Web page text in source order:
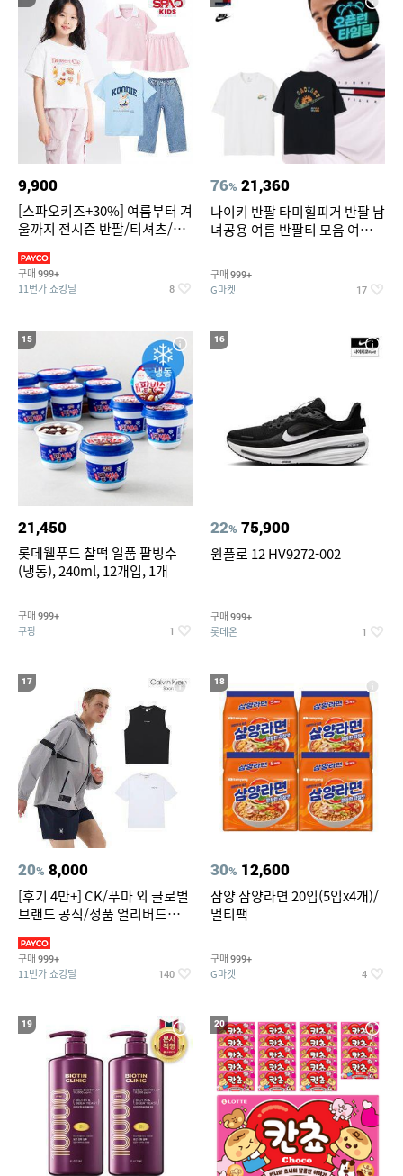
9,900
[스파오키즈+30%] 여름부터 겨
울까지 전시즌 반팔/티셔츠/셋
구매 999+
11번가 쇼킹딜 8
76% 21,360
나이키 반팔 타미힐피거 반팔 남
녀공용 여름 반팔티 모음 여름
구매 999+
G마켓 17
15
21,450
롯데웰푸드 찰떡 일품 팥빙수
(냉동), 240ml, 12개입, 1개
구매 999+
쿠팡 1
16
22% 75,900
윈플로 12 HV9272-002
구매 999+
롯데온 1
17
20% 8,000
[후기 4만+] CK/푸마 외 글로벌
브랜드 공식/정품 얼리버드
구매 999+
11번가 쇼킹딜 140
18
30% 12,600
삼양 삼양라면 20입(5입x4개)/
멀티팩
구매 999+
G마켓 4
19 20